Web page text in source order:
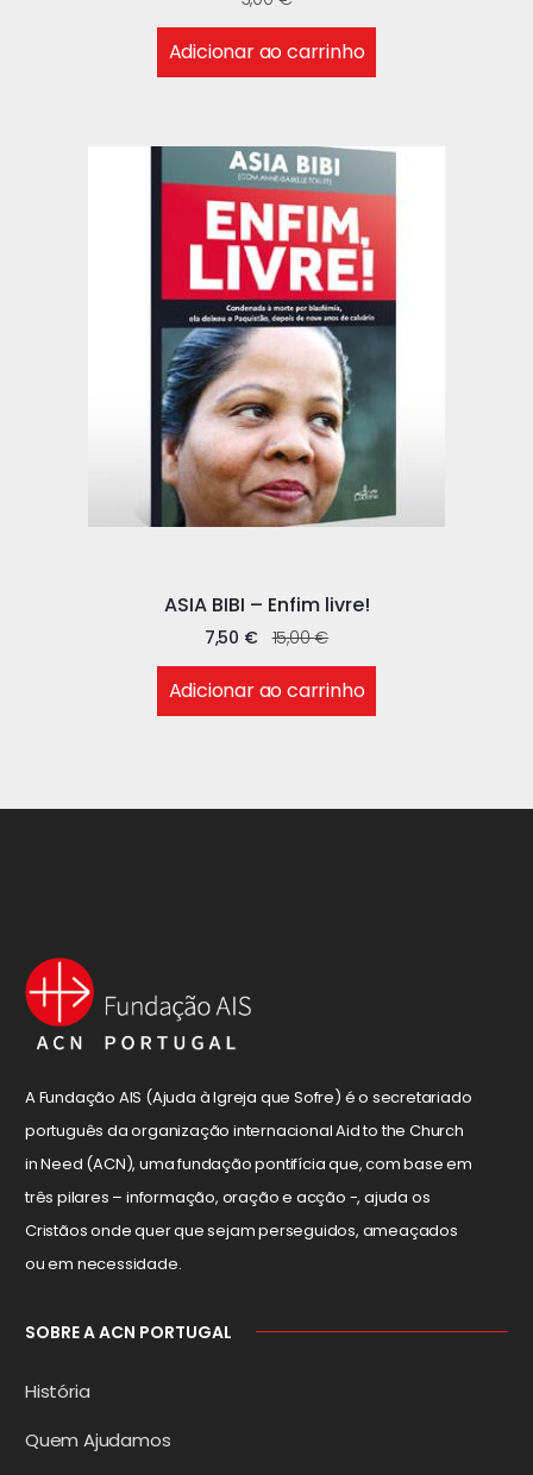
Adicionar ao carrinho
ASIA BIBI – Enfim livre!
15,00€
7,50 €
Adicionar ao carrinho
A Fundação AIS (Ajuda à Igreja que Sofre) é o secretariado
português da organização internacional Aid to the Church
in Need (ACN), uma fundação pontifícia que, com base em
três pilares – informação, oração e acção -, ajuda os
Cristãos onde quer que sejam perseguidos, ameaçados
ou em necessidade.
SOBRE A ACN PORTUGAL
História
Quem Ajudamos